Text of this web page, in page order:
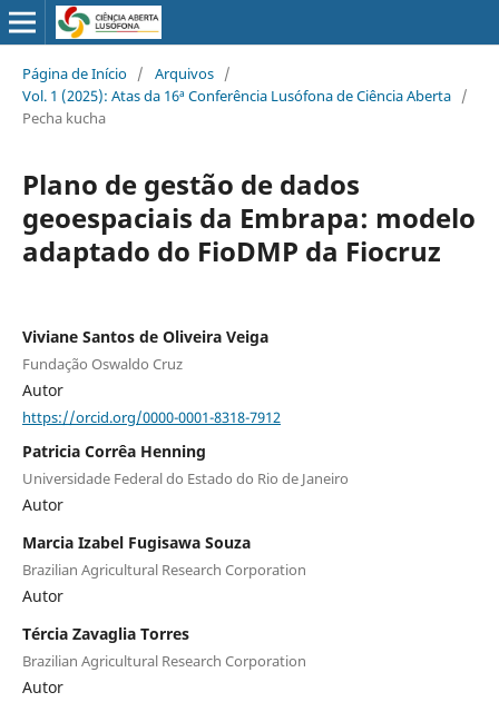
Página de Início / Arquivos /
Vol. 1 (2025): Atas da 16ª Conferência Lusófona de Ciência Aberta /
Pecha kucha
Plano de gestão de dados
geoespaciais da Embrapa: modelo
adaptado do FioDMP da Fiocruz
Viviane Santos de Oliveira Veiga
Fundação Oswaldo Cruz
Autor
https://orcid.org/0000-0001-8318-7912
Patricia Corrêa Henning
Universidade Federal do Estado do Rio de Janeiro
Autor
Marcia Izabel Fugisawa Souza
Brazilian Agricultural Research Corporation
Autor
Tércia Zavaglia Torres
Brazilian Agricultural Research Corporation
Autor